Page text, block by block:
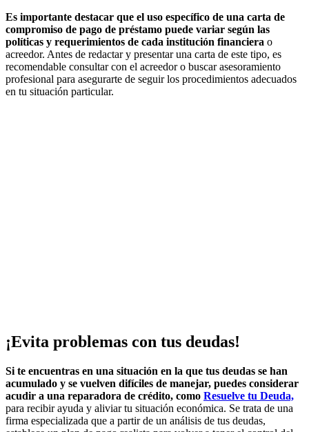
Es importante destacar que el uso específico de una carta de
compromiso de pago de préstamo puede variar según las
políticas y requerimientos de cada institución financiera o
acreedor. Antes de redactar y presentar una carta de este tipo, es
recomendable consultar con el acreedor o buscar asesoramiento
profesional para asegurarte de seguir los procedimientos adecuados
en tu situación particular.
¡Evita problemas con tus deudas!
Si te encuentras en una situación en la que tus deudas se han
acumulado y se vuelven difíciles de manejar, puedes considerar
acudir a una reparadora de crédito, como Resuelve tu Deuda,
para recibir ayuda y aliviar tu situación económica. Se trata de una
firma especializada que a partir de un análisis de tus deudas,